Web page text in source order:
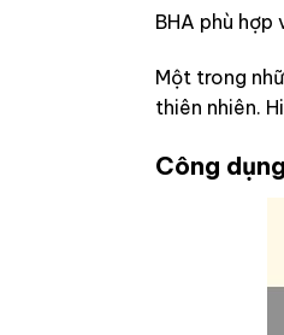
BHA phù
Một trong
thiên nhiên.
Công